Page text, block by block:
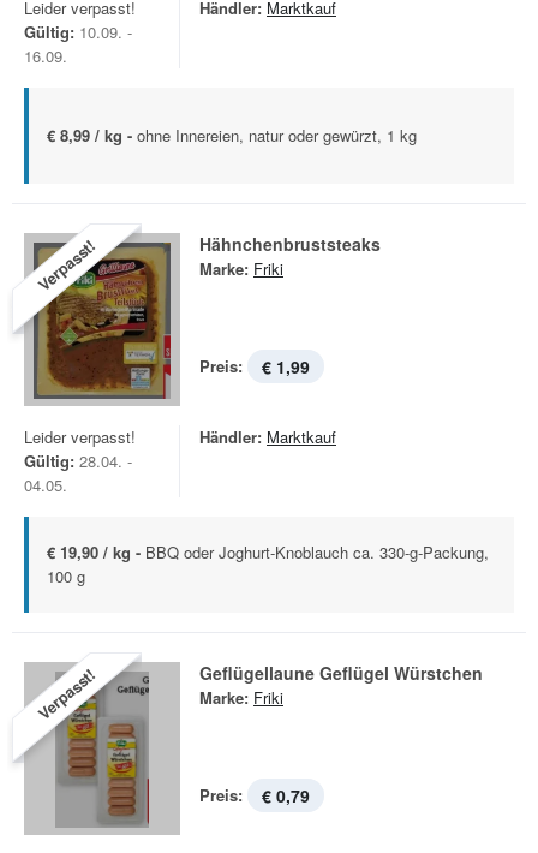
Leider verpasst!
Gültig: 10.09. -
16.09.
Händler: Marktkauf
€ 8,99 / kg - ohne Innereien, natur oder gewürzt, 1 kg
Verpasst! Hähnchenbruststeaks
Marke: Friki
Preis: € 1,99
Leider verpasst!
Gültig: 28.04. -
04.05.
Händler: Marktkauf
€ 19,90 / kg - BBQ oder Joghurt-Knoblauch ca. 330-g-Packung,
100 g
Verpasst! Geflügellaune Geflügel Würstchen
Marke: Friki
Preis: € 0,79